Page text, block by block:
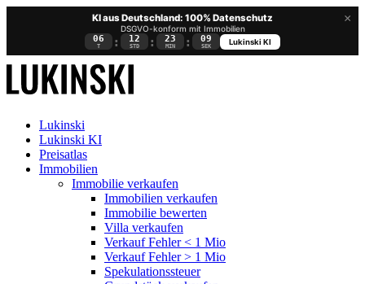
×
KI aus Deutschland: 100% Datenschutz
DSGVO-konform mit Immobilien
06
T : 12
STD : 23
MIN : 09
SEK
Lukinski KI
Lukinski
Lukinski KI
Preisatlas
Immobilien
Immobilie verkaufen
Immobilien verkaufen
Immobilie bewerten
Villa verkaufen
Verkauf Fehler < 1 Mio
Verkauf Fehler > 1 Mio
Spekulationssteuer